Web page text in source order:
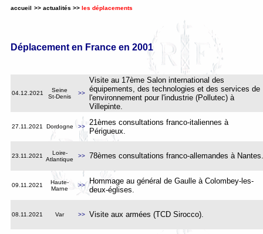
accueil >> actualités >> les déplacements
Déplacement en France en 2001
04.12.2021
Seine
St-Denis
>>
Visite au 17ème Salon international des
équipements, des technologies et des services de
l'environnement pour l'industrie (Pollutec) à
Villepinte.
27.11.2021 Dordogne >>
21èmes consultations franco-italiennes à
Périgueux.
23.11.2021
Loire-
Atlantique
>> 78èmes consultations franco-allemandes à Nantes.
09.11.2021
Haute-
Marne
>>
Hommage au général de Gaulle à Colombey-les-
deux-églises.
08.11.2021 Var >> Visite aux armées (TCD Sirocco).